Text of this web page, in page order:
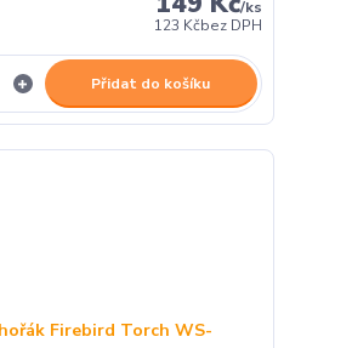
/ks
123 Kčbez DPH
Přidat do košíku